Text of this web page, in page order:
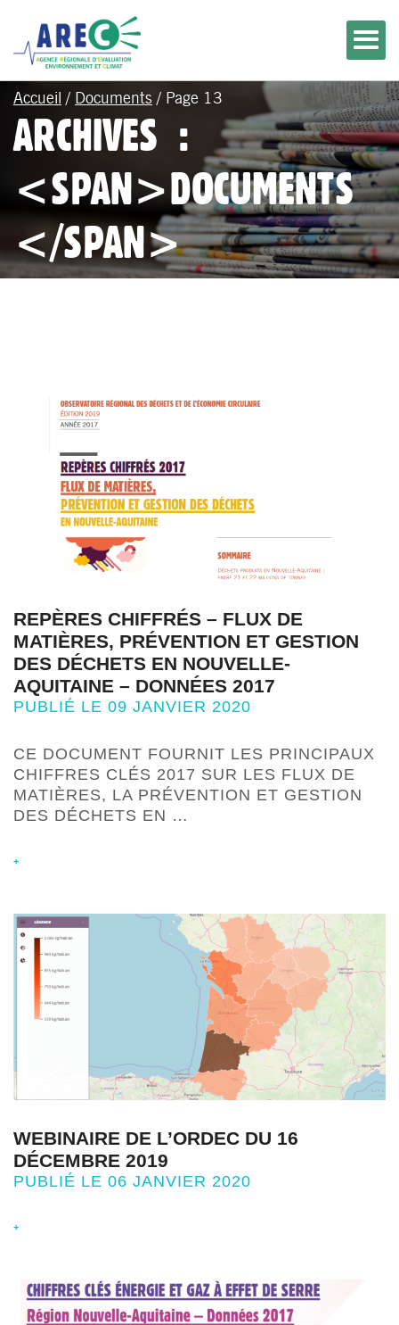
Accueil / Documents / Page 13
ARCHIVES :
<SPAN>DOCUMENTS
</SPAN>
REPÈRES CHIFFRÉS – FLUX DE
MATIÈRES, PRÉVENTION ET GESTION
DES DÉCHETS EN NOUVELLE-
AQUITAINE – DONNÉES 2017
PUBLIÉ LE 09 JANVIER 2020
CE DOCUMENT FOURNIT LES PRINCIPAUX
CHIFFRES CLÉS 2017 SUR LES FLUX DE
MATIÈRES, LA PRÉVENTION ET GESTION
DES DÉCHETS EN …
+
WEBINAIRE DE L’ORDEC DU 16
DÉCEMBRE 2019
PUBLIÉ LE 06 JANVIER 2020
+